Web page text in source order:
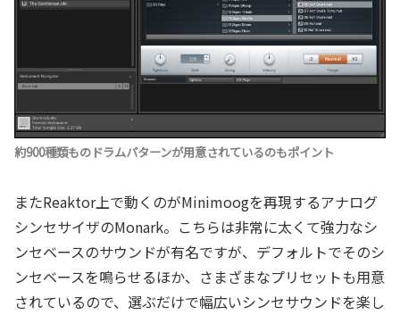
約900種類ものドラムパターンが用意されているのもポイント
またReaktor上で動くのがMinimoogを再現するアナログ
シンセサイザのMonark。こちらは非常に太くて強力なシ
ンセベースのサウンドが有名ですが、デフォルトでそのシ
ンセベースを鳴らせるほか、さまざまなプリセットも用意
されているので、選ぶだけで幅広いシンセサウンドを楽し